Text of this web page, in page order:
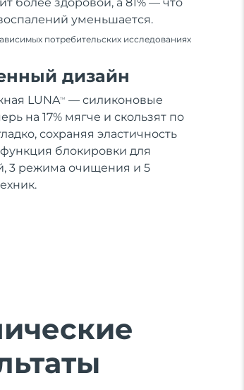
более здоровой, а 81% — что
уменьшается.
потребительских исследованиях
дизайн
LUNATM
— силиконовые
на 17% мягче и скользят по
сохраняя эластичность
блокировки для
3 режима очищения и 5